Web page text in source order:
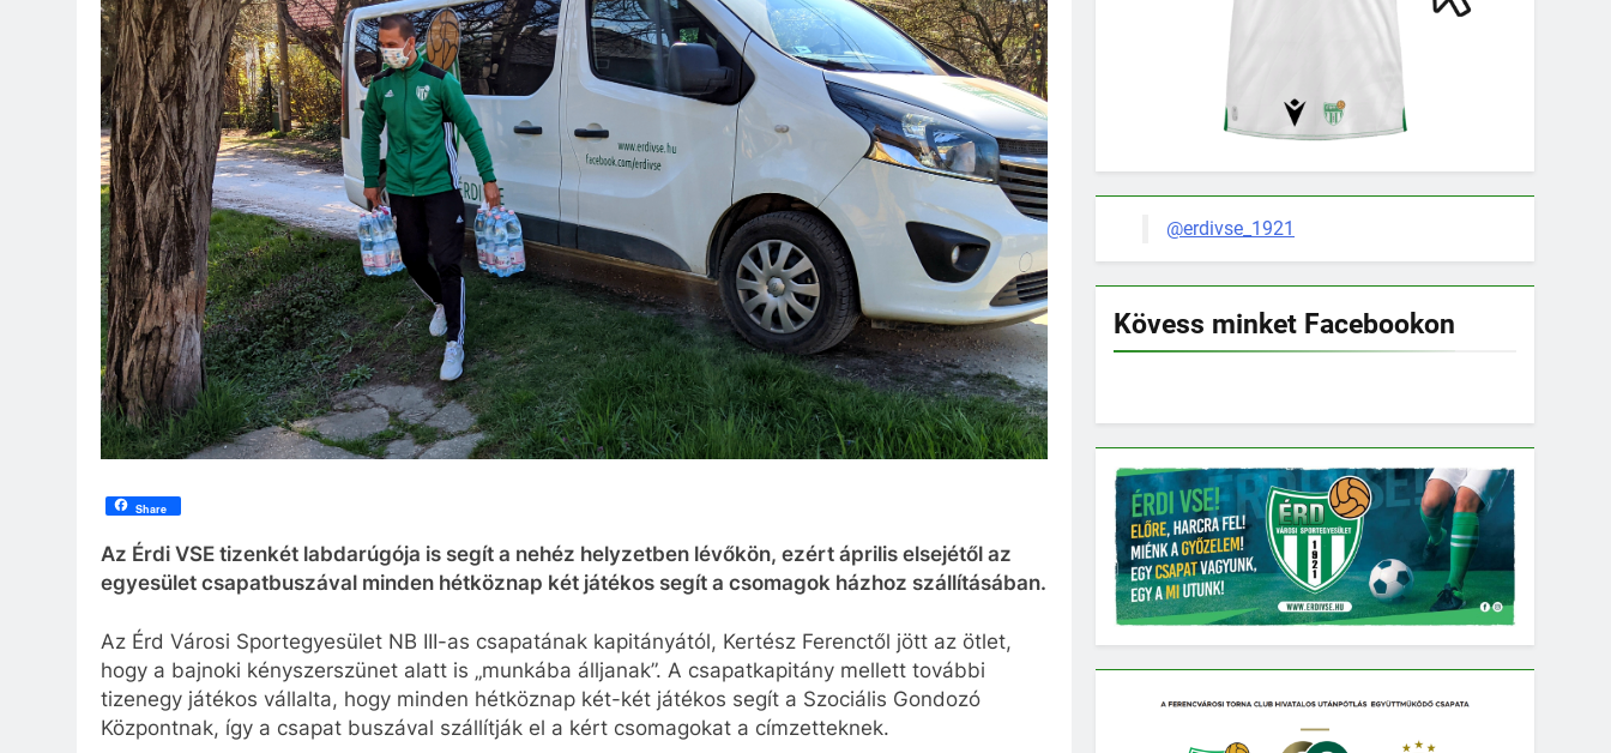
Share
Az Érdi VSE tizenkét labdarúgója is segít a nehéz helyzetben lévőkön, ezért április elsejétől az
egyesület csapatbuszával minden hétköznap két játékos segít a csomagok házhoz szállításában.
Az Érd Városi Sportegyesület NB III-as csapatának kapitányától, Kertész Ferenctől jött az ötlet,
hogy a bajnoki kényszerszünet alatt is „munkába álljanak”. A csapatkapitány mellett további
tizenegy játékos vállalta, hogy minden hétköznap két-két játékos segít a Szociális Gondozó
Központnak, így a csapat buszával szállítják el a kért csomagokat a címzetteknek.
@erdivse_1921
Kövess minket Facebookon